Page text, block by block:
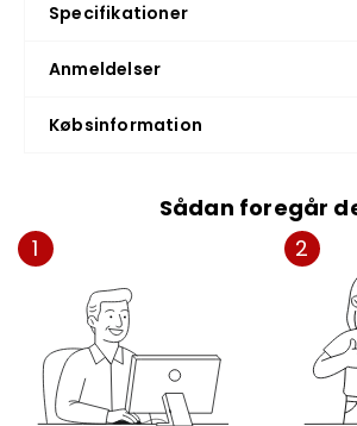
Specifikationer
Anmeldelser
Købsinformation
Sådan foregår
1
2